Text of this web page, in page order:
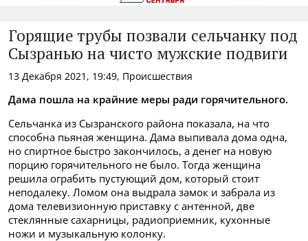
Горящие трубы позвали сельчанку под
Сызранью на чисто мужские подвиги
13 Декабря 2021, 19:49, Происшествия
Дама пошла на крайние меры ради горячительного.
Сельчанка из Сызранского района показала, на что
способна пьяная женщина. Дама выпивала дома одна,
но спиртное быстро закончилось, а денег на новую
порцию горячительного не было. Тогда женщина
решила ограбить пустующий дом, который стоит
неподалеку. Ломом она выдрала замок и забрала из
дома телевизионную приставку с антенной, две
стеклянные сахарницы, радиоприемник, кухонные
ножи и музыкальную колонку.